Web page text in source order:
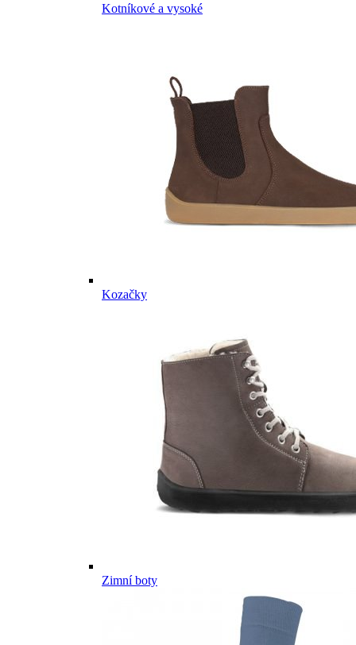
Kotníkové a vysoké
Kozačky
Zimní boty